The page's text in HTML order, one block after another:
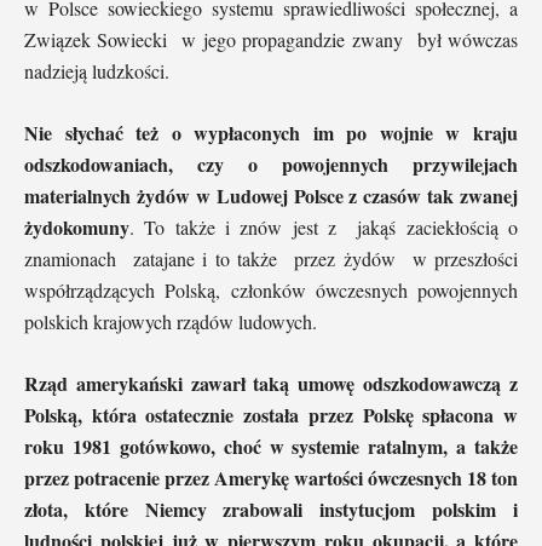
w Polsce sowieckiego systemu sprawiedliwości społecznej, a
Związek Sowiecki w jego propagandzie zwany był wówczas
nadzieją ludzkości.
Nie słychać też o wypłaconych im po wojnie w kraju
odszkodowaniach, czy o powojennych przywilejach
materialnych żydów w Ludowej Polsce z czasów tak zwanej
żydokomuny. To także i znów jest z jakąś zaciekłością o
znamionach zatajane i to także przez żydów w przeszłości
współrządzących Polską, członków ówczesnych powojennych
polskich krajowych rządów ludowych.
Rząd amerykański zawarł taką umowę odszkodowawczą z
Polską, która ostatecznie została przez Polskę spłacona w
roku 1981 gotówkowo, choć w systemie ratalnym, a także
przez potracenie przez Amerykę wartości ówczesnych 18 ton
złota, które Niemcy zrabowali instytucjom polskim i
ludności polskiej już w pierwszym roku okupacji, a które